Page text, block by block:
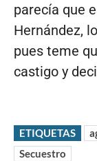
parecía que
Hernández,
pues teme
castigo y
ETIQUETAS
Secuestro